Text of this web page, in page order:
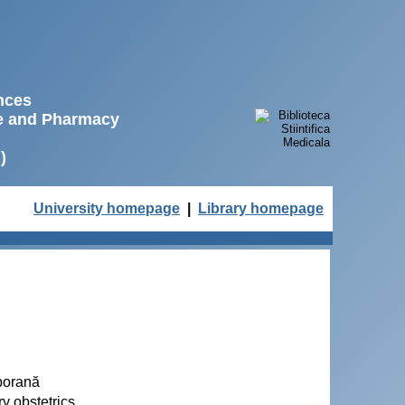
and Pharmacy
University homepage Library homepage
obstetrics